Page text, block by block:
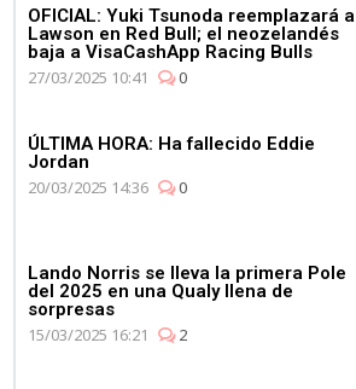
OFICIAL: Yuki Tsunoda reemplazará a
Lawson en Red Bull; el neozelandés
baja a VisaCashApp Racing Bulls
27/03/2025 10:41
0
ÚLTIMA HORA: Ha fallecido Eddie
Jordan
20/03/2025 14:36
0
Lando Norris se lleva la primera Pole
del 2025 en una Qualy llena de
sorpresas
15/03/2025 16:21
2